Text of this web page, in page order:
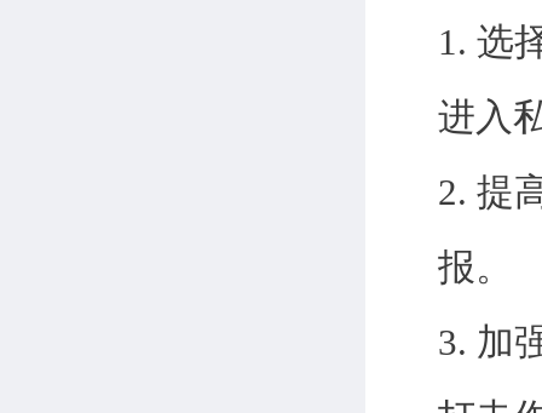
1. 选
进入
2. 提
报。
3. 加